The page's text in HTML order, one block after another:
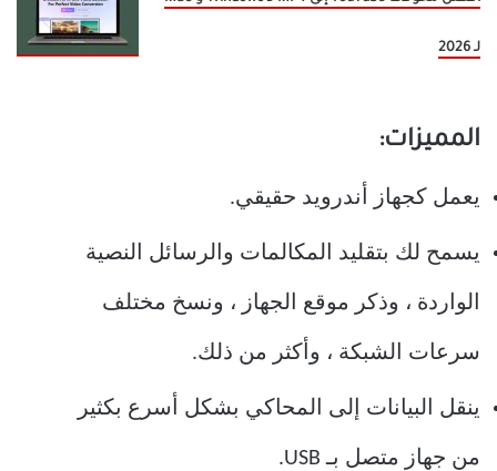
لـ 2026
المميزات:
يعمل كجهاز أندرويد حقيقي.
يسمح لك بتقليد المكالمات والرسائل النصية
الواردة ، وذكر موقع الجهاز ، ونسخ مختلف
سرعات الشبكة ، وأكثر من ذلك.
ينقل البيانات إلى المحاكي بشكل أسرع بكثير
من جهاز متصل بـ USB.